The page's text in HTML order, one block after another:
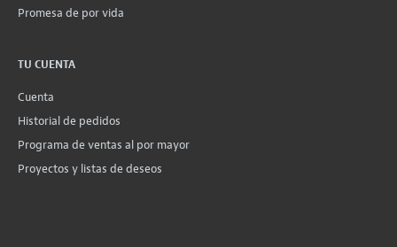
Promesa de por vida
TU CUENTA
Cuenta
Historial de pedidos
Programa de ventas al por mayor
Proyectos y listas de deseos